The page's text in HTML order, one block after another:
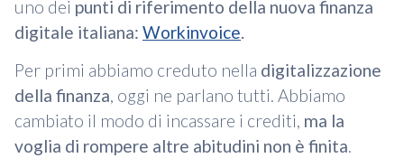
uno dei punti di riferimento della nuova finanza
digitale italiana: Workinvoice.
Per primi abbiamo creduto nella digitalizzazione
della finanza, oggi ne parlano tutti. Abbiamo
cambiato il modo di incassare i crediti, ma la
voglia di rompere altre abitudini non è finita.